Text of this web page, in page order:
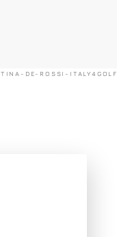
DE-ROSSI-ITALY4GOLF